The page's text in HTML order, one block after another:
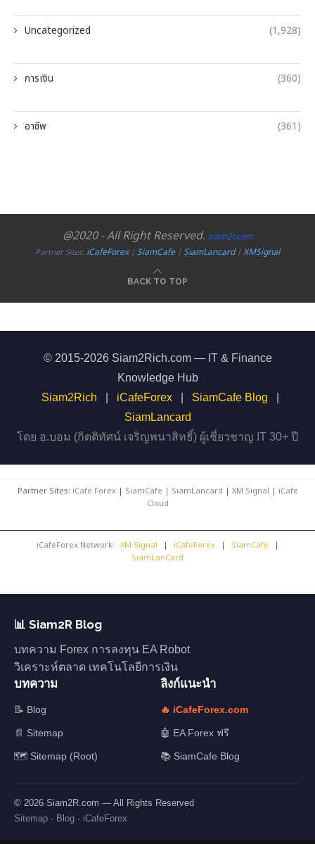
Uncategorized (1,928)
การเงิน (360)
อาชีพ (361)
@2020 - All Right Reserved. siam2r.com
Partner Sites:iCafeForex|SiamCafe|SiamLancard|XMSignal
BACK TO TOP
© 2015-2026 Siam2Rich.com — IT & Finance
Knowledge Hub
Siam2Rich
iCafeForex SiamCafe Blog
SiamLancard
โดย อ.บอม (กิตติทัศน์ เจริญพนาสิทธิ์) ผู้เชี่ยวชาญ IT 30+ ปี
Partner Sites: iCafe Forex| SiamCafe | SiamLancard | XM Signal | iCafe
Cloud
iCafeForex Network: XM Signal | iCafeForex | SiamCafe
|
SiamLanCard
📊 Siam2R Blog
บทความ Forex การลงทุน EA Robot
วิเคราะห์ตลาด เทคโนโลยีการเงิน
บทความ
📝 Blog
📄 Sitemap
🗺️ Sitemap (Root)
ลิงก์แนะนำ
🔥 iCafeForex.com
🤖 EA Forex ฟรี
📚 SiamCafe Blog
© 2026 Siam2R.com — All Rights Reserved
Sitemap · Blog · iCafeForex